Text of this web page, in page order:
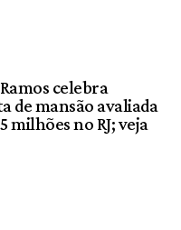
celebra
de mansão avaliada
milhões no RJ; veja